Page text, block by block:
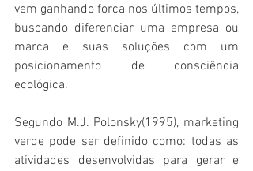
vem ganhando força nos últimos tempos,
buscando diferenciar uma empresa ou
marca e suas soluções com um
posicionamento de consciência
ecológica.
Segundo M.J. Polonsky(1995), marketing
verde pode ser definido como: todas as
atividades desenvolvidas para gerar e